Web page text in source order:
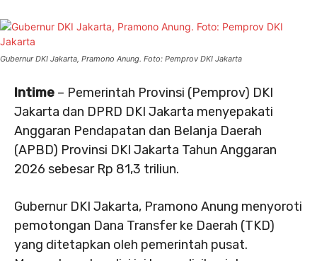
Gubernur DKI Jakarta, Pramono Anung. Foto: Pemprov DKI Jakarta
Intime – Pemerintah Provinsi (Pemprov) DKI
Jakarta dan DPRD DKI Jakarta menyepakati
Anggaran Pendapatan dan Belanja Daerah
(APBD) Provinsi DKI Jakarta Tahun Anggaran
2026 sebesar Rp 81,3 triliun.
Gubernur DKI Jakarta, Pramono Anung menyoroti
pemotongan Dana Transfer ke Daerah (TKD)
yang ditetapkan oleh pemerintah pusat.